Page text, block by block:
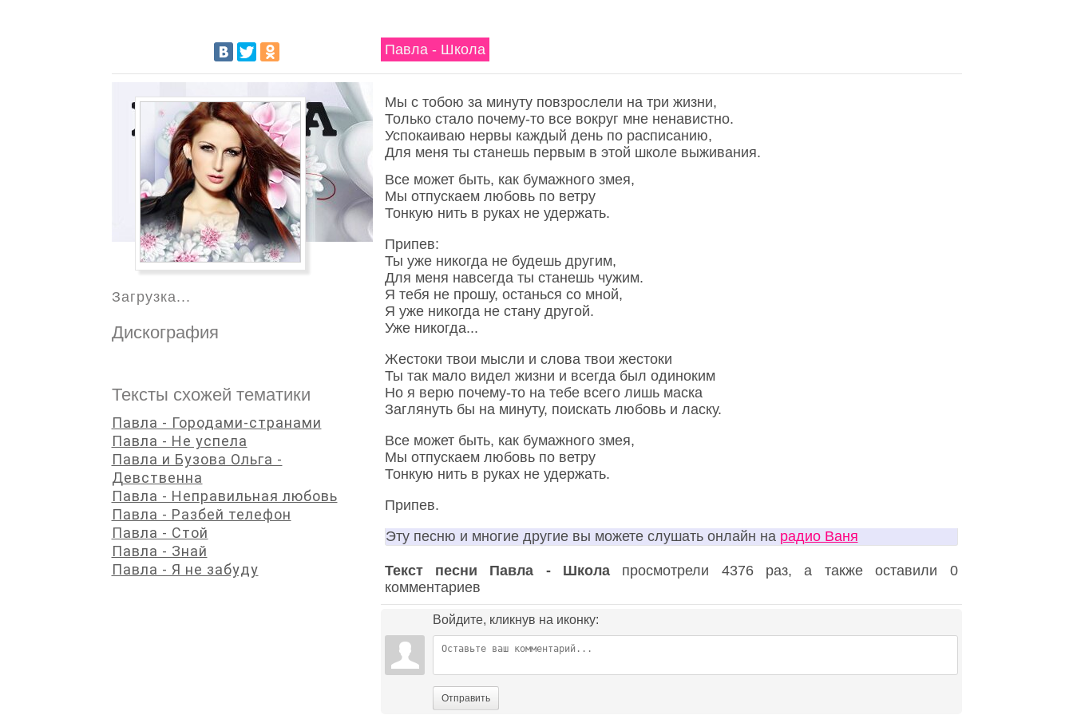
Павла - Школа
Мы с тобою за минуту повзрослели на три жизни,
Только стало почему-то все вокруг мне ненавистно.
Успокаиваю нервы каждый день по расписанию,
Для меня ты станешь первым в этой школе выживания.
Все может быть, как бумажного змея,
Мы отпускаем любовь по ветру
Тонкую нить в руках не удержать.
Припев:
Ты уже никогда не будешь другим,
Для меня навсегда ты станешь чужим.
Я тебя не прошу, останься со мной,
Я уже никогда не стану другой.
Уже никогда...
Жестоки твои мысли и слова твои жестоки
Ты так мало видел жизни и всегда был одиноким
Но я верю почему-то на тебе всего лишь маска
Заглянуть бы на минуту, поискать любовь и ласку.
Все может быть, как бумажного змея,
Мы отпускаем любовь по ветру
Тонкую нить в руках не удержать.
Припев.
Эту песню и многие другие вы можете слушать онлайн на радио Ваня
Текст песни Павла - Школапросмотрели 4376 раз, а также оставили 0
комментариев
Войдите, кликнув на иконку:
Отправить
Загрузка...
Дискография
Тексты схожей тематики
Павла - Городами-странами
Павла - Не успела
Павла и Бузова Ольга -
Девственна
Павла - Неправильная любовь
Павла - Разбей телефон
Павла - Стой
Павла - Знай
Павла - Я не забуду